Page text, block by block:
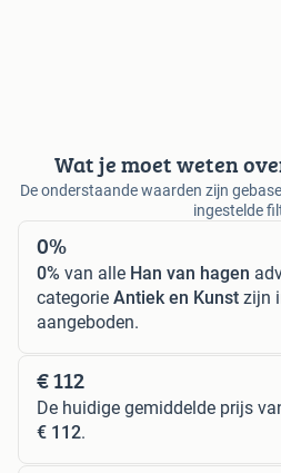
Wat je moet weten
De onderstaande waarden zijn
ingestelde
0%
0% van alle Han van hagen
categorie Antiek en Kunst zijn
aangeboden.
€ 112
De huidige gemiddelde prijs
€ 112.